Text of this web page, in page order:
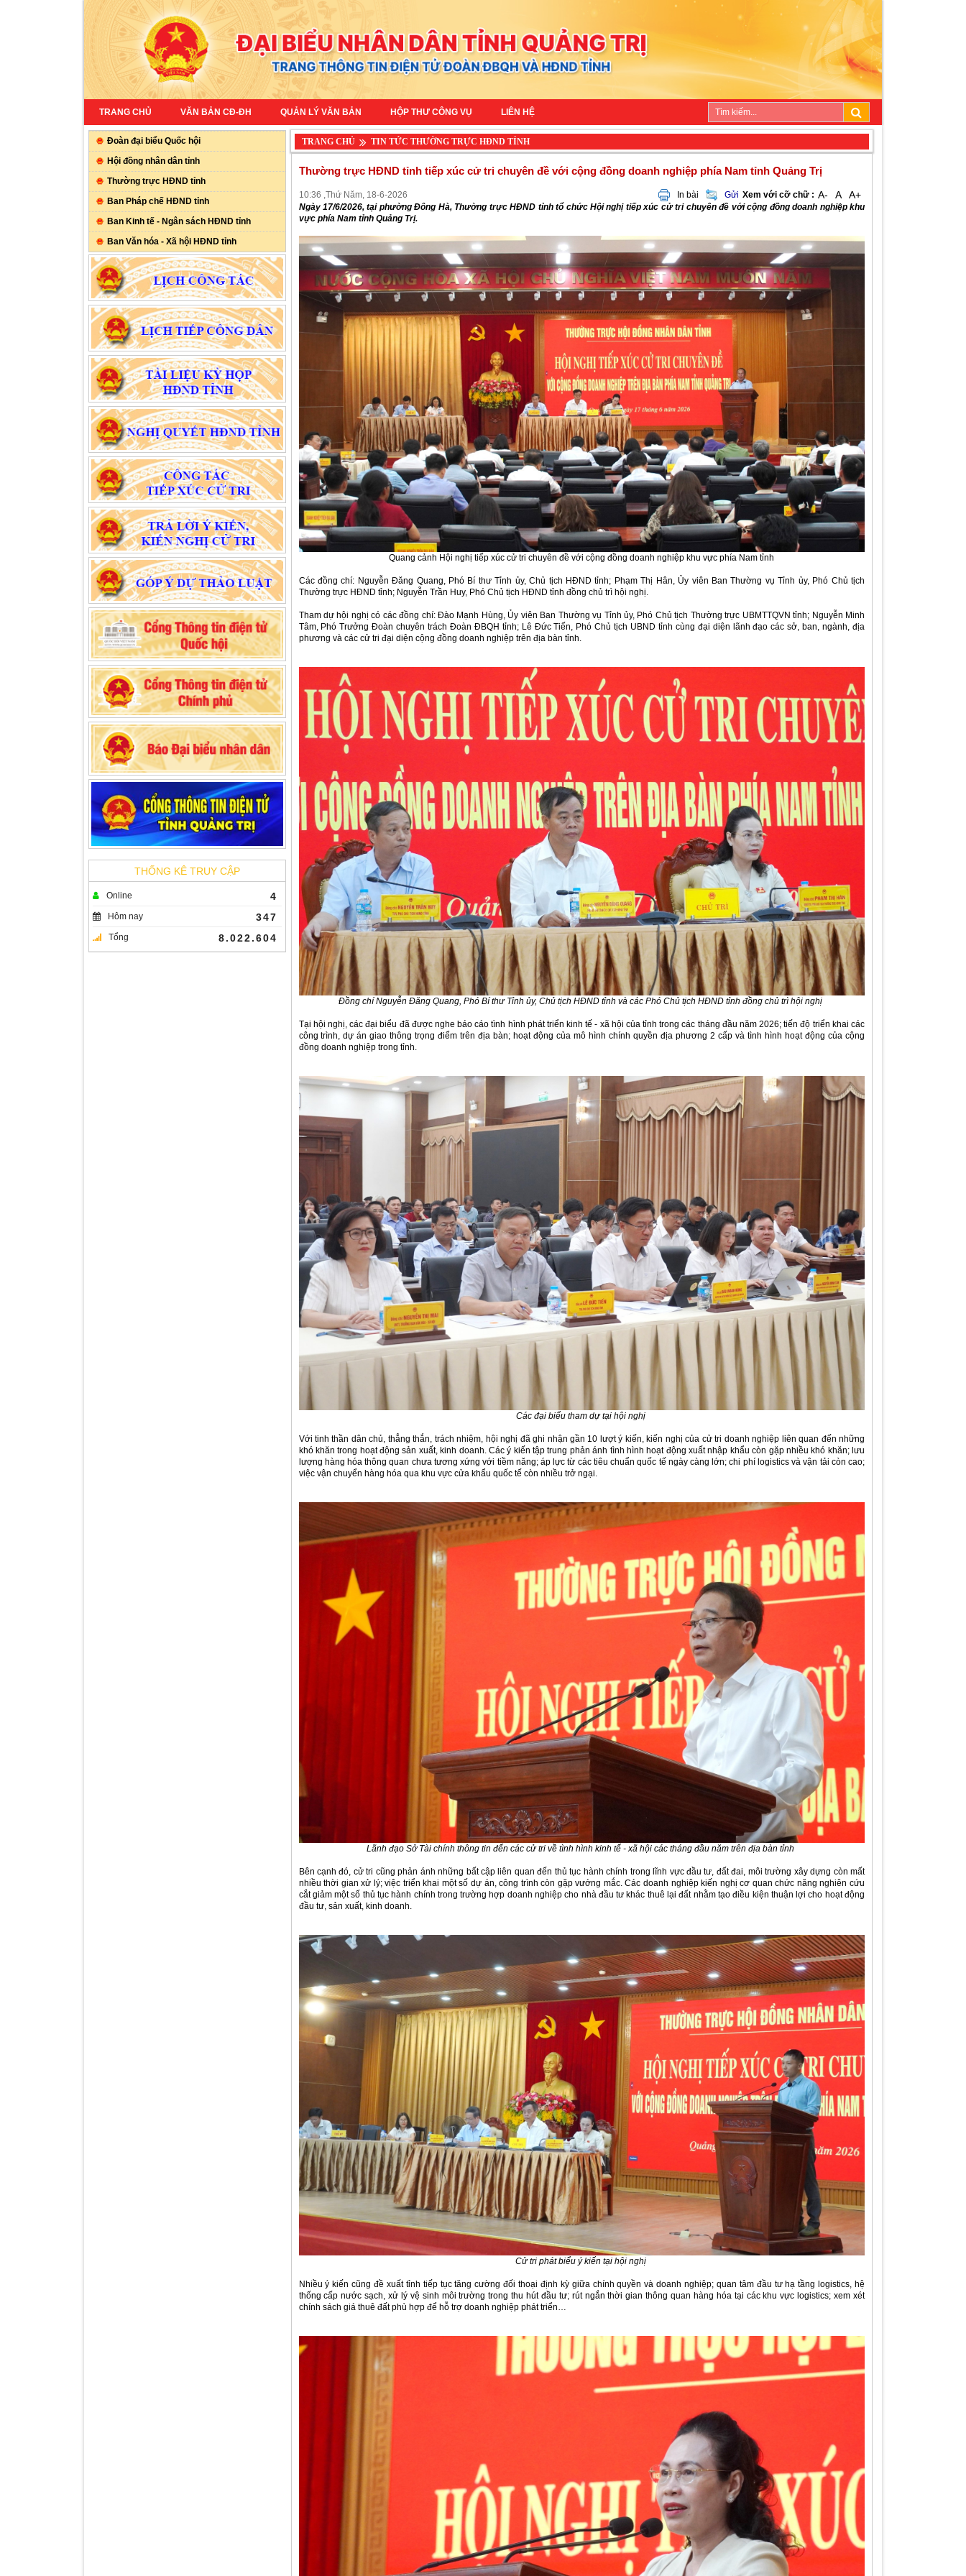
TRANG CHỦ VĂN BẢN CĐ-ĐH QUẢN LÝ VĂN BẢN HỘP THƯ CÔNG VỤ LIÊN HỆ
Đoàn đại biểu Quốc hội
Hội đồng nhân dân tỉnh
Thường trực HĐND tỉnh
Ban Pháp chế HĐND tỉnh
Ban Kinh tế - Ngân sách HĐND tỉnh
Ban Văn hóa - Xã hội HĐND tỉnh
THỐNG KÊ TRUY CẬP
Online 4
Hôm nay 347
Tổng 8.022.604
TRANG CHỦ TIN TỨC THƯỜNG TRỰC HĐND TỈNH
Thường trực HĐND tỉnh tiếp xúc cử tri chuyên đề với cộng đồng doanh nghiệp phía Nam tỉnh Quảng Trị
10:36 ,Thứ Năm, 18-6-2026 In bài Gửi Xem với cỡ chữ : A- A A+
Ngày 17/6/2026, tại phường Đông Hà, Thường trực HĐND tỉnh tổ chức Hội nghị tiếp xúc cử tri chuyên đề với cộng đồng doanh nghiệp khu
vực phía Nam tỉnh Quảng Trị.
Quang cảnh Hội nghị tiếp xúc cử tri chuyên đề với cộng đồng doanh nghiệp khu vực phía Nam tỉnh
Các đồng chí: Nguyễn Đăng Quang, Phó Bí thư Tỉnh ủy, Chủ tịch HĐND tỉnh; Phạm Thị Hân, Ủy viên Ban Thường vụ Tỉnh ủy, Phó Chủ tịch
Thường trực HĐND tỉnh; Nguyễn Trần Huy, Phó Chủ tịch HĐND tỉnh đồng chủ trì hội nghị.
Tham dự hội nghị có các đồng chí: Đào Mạnh Hùng, Ủy viên Ban Thường vụ Tỉnh ủy, Phó Chủ tịch Thường trực UBMTTQVN tỉnh; Nguyễn Minh
Tâm, Phó Trưởng Đoàn chuyên trách Đoàn ĐBQH tỉnh; Lê Đức Tiến, Phó Chủ tịch UBND tỉnh cùng đại diện lãnh đạo các sở, ban, ngành, địa
phương và các cử tri đại diện cộng đồng doanh nghiệp trên địa bàn tỉnh.
Đồng chí Nguyễn Đăng Quang, Phó Bí thư Tỉnh ủy, Chủ tịch HĐND tỉnh và các Phó Chủ tịch HĐND tỉnh đồng chủ trì hội nghị
Tại hội nghị, các đại biểu đã được nghe báo cáo tình hình phát triển kinh tế - xã hội của tỉnh trong các tháng đầu năm 2026; tiến độ triển khai các
công trình, dự án giao thông trọng điểm trên địa bàn; hoạt động của mô hình chính quyền địa phương 2 cấp và tình hình hoạt động của cộng
đồng doanh nghiệp trong tỉnh.
Các đại biểu tham dự tại hội nghị
Với tinh thần dân chủ, thẳng thắn, trách nhiệm, hội nghị đã ghi nhận gần 10 lượt ý kiến, kiến nghị của cử tri doanh nghiệp liên quan đến những
khó khăn trong hoạt động sản xuất, kinh doanh. Các ý kiến tập trung phản ánh tình hình hoạt động xuất nhập khẩu còn gặp nhiều khó khăn; lưu
lượng hàng hóa thông quan chưa tương xứng với tiềm năng; áp lực từ các tiêu chuẩn quốc tế ngày càng lớn; chi phí logistics và vận tải còn cao;
việc vận chuyển hàng hóa qua khu vực cửa khẩu quốc tế còn nhiều trở ngại.
Lãnh đạo Sở Tài chính thông tin đến các cử tri về tình hình kinh tế - xã hội các tháng đầu năm trên địa bàn tỉnh
Bên cạnh đó, cử tri cũng phản ánh những bất cập liên quan đến thủ tục hành chính trong lĩnh vực đầu tư, đất đai, môi trường xây dựng còn mất
nhiều thời gian xử lý; việc triển khai một số dự án, công trình còn gặp vướng mắc. Các doanh nghiệp kiến nghị cơ quan chức năng nghiên cứu
cắt giảm một số thủ tục hành chính trong trường hợp doanh nghiệp cho nhà đầu tư khác thuê lại đất nhằm tạo điều kiện thuận lợi cho hoạt động
đầu tư, sản xuất, kinh doanh.
Cử tri phát biểu ý kiến tại hội nghị
Nhiều ý kiến cũng đề xuất tỉnh tiếp tục tăng cường đối thoại định kỳ giữa chính quyền và doanh nghiệp; quan tâm đầu tư hạ tầng logistics, hệ
thống cấp nước sạch, xử lý vệ sinh môi trường trong thu hút đầu tư; rút ngắn thời gian thông quan hàng hóa tại các khu vực logistics; xem xét
chính sách giá thuê đất phù hợp để hỗ trợ doanh nghiệp phát triển…